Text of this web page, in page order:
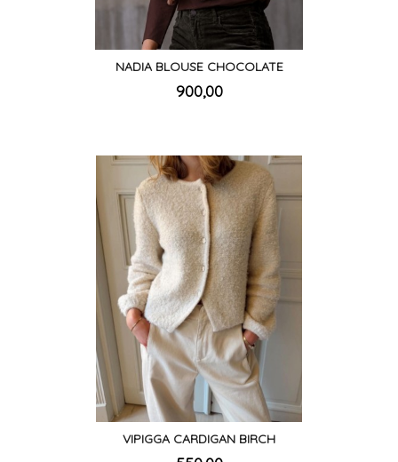
NADIA BLOUSE CHOCOLATE
Pris
900,00mva.
VIPIGGA CARDIGAN BIRCH